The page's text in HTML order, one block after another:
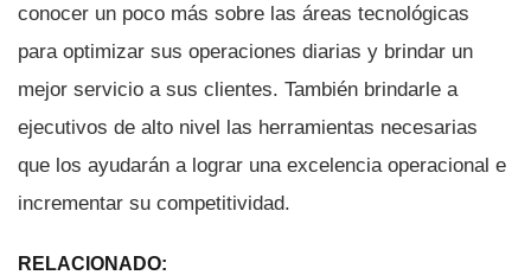
conocer un poco más sobre las áreas tecnológicas
para optimizar sus operaciones diarias y brindar un
mejor servicio a sus clientes. También brindarle a
ejecutivos de alto nivel las herramientas necesarias
que los ayudarán a lograr una excelencia operacional e
incrementar su competitividad.
RELACIONADO: